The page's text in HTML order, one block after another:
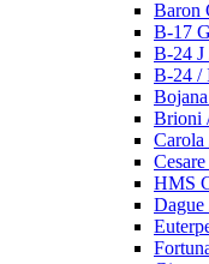
Baron
B-17
B-24
B-24 /
Brioni
Carola
HMS
Dague